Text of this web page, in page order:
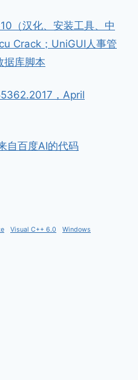
（汉化、安装工具、中
Crack；UniGUI人事管
据库脚本
，April
自百度AI的代码
Visual C++ 6.0 Windows